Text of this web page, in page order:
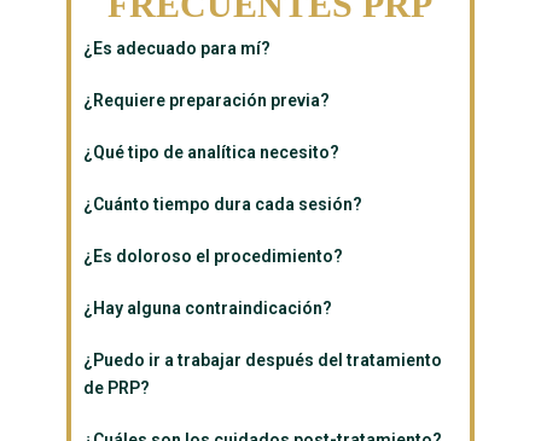
¿Es adecuado para mí?
¿Requiere preparación previa?
¿Qué tipo de analítica necesito?
¿Cuánto tiempo dura cada sesión?
¿Es doloroso el procedimiento?
¿Hay alguna contraindicación?
¿Puedo ir a trabajar después del tratamiento
de PRP?